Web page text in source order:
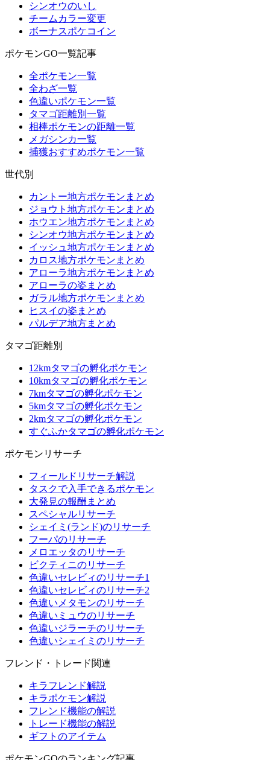
シンオウのいし
チームカラー変更
ボーナスポケコイン
ポケモンGO一覧記事
全ポケモン一覧
全わざ一覧
色違いポケモン一覧
タマゴ距離別一覧
相棒ポケモンの距離一覧
メガシンカ一覧
捕獲おすすめポケモン一覧
世代別
カントー地方ポケモンまとめ
ジョウト地方ポケモンまとめ
ホウエン地方ポケモンまとめ
シンオウ地方ポケモンまとめ
イッシュ地方ポケモンまとめ
カロス地方ポケモンまとめ
アローラ地方ポケモンまとめ
アローラの姿まとめ
ガラル地方ポケモンまとめ
ヒスイの姿まとめ
パルデア地方まとめ
タマゴ距離別
12kmタマゴの孵化ポケモン
10kmタマゴの孵化ポケモン
7kmタマゴの孵化ポケモン
5kmタマゴの孵化ポケモン
2kmタマゴの孵化ポケモン
すぐふかタマゴの孵化ポケモン
ポケモンリサーチ
フィールドリサーチ解説
タスクで入手できるポケモン
大発見の報酬まとめ
スペシャルリサーチ
シェイミ(ランド)のリサーチ
フーパのリサーチ
メロエッタのリサーチ
ビクティニのリサーチ
色違いセレビィのリサーチ1
色違いセレビィのリサーチ2
色違いメタモンのリサーチ
色違いミュウのリサーチ
色違いジラーチのリサーチ
色違いシェイミのリサーチ
フレンド・トレード関連
キラフレンド解説
キラポケモン解説
フレンド機能の解説
トレード機能の解説
ギフトのアイテム